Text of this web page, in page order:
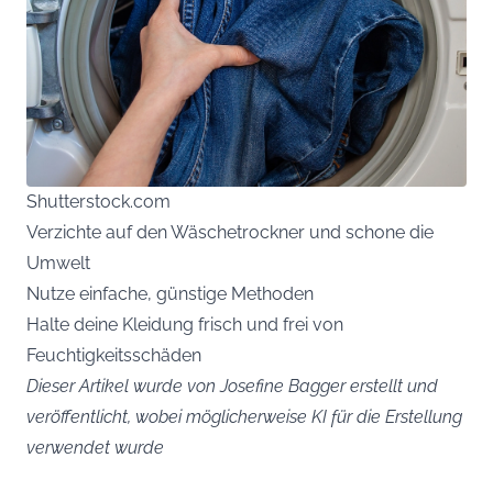
Shutterstock.com
Verzichte auf den Wäschetrockner und schone die
Umwelt
Nutze einfache, günstige Methoden
Halte deine Kleidung frisch und frei von
Feuchtigkeitsschäden
Dieser Artikel wurde von Josefine Bagger erstellt und
veröffentlicht, wobei möglicherweise KI für die Erstellung
verwendet wurde